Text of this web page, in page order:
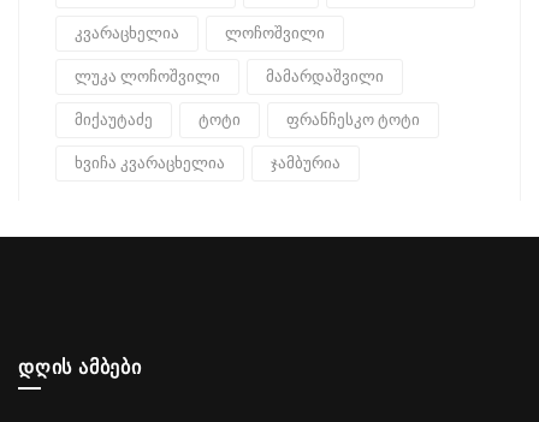
კვარაცხელია ლოჩოშვილი
ლუკა ლოჩოშვილი მამარდაშვილი
მიქაუტაძე ტოტი ფრანჩესკო ტოტი
ხვიჩა კვარაცხელია ჯამბურია
ᲓᲦᲘᲡ ᲐᲛᲑᲔᲑᲘ